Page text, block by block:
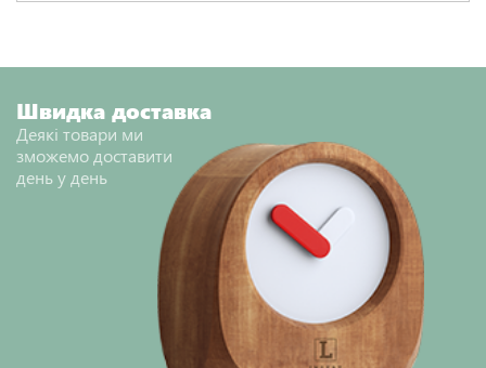
Швидка доставка
Деякі товари ми
зможемо доставити
день у день